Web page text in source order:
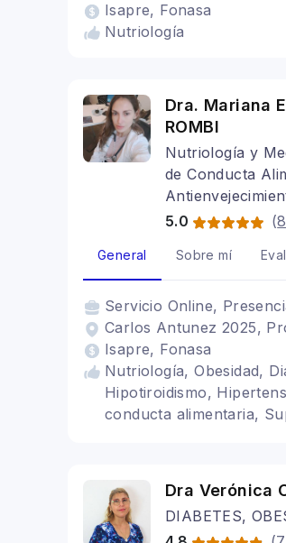
Isapre, Fonasa
Nutriología
Dra. Mariana
ROMBI
Nutriología y
de Conducta
5.0
(
General Sobre mí
Servicio Online,
Carlos Antunez 2025,
Isapre, Fonasa
Nutriología, Obesidad,
Hipotiroidismo,
conducta alimentaria,
Dra Verónica
DIABETES,